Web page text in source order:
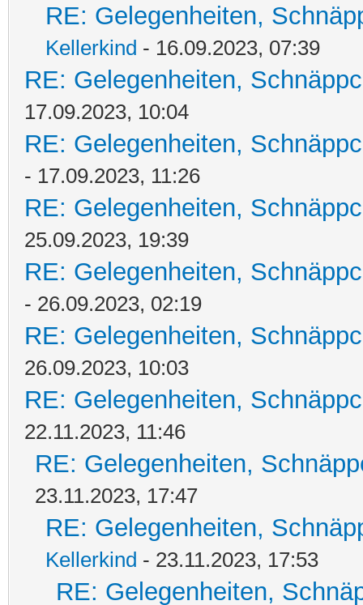
RE: Gelegenheiten,
Kellerkind - 16.09.2023, 07:39
RE: Gelegenheiten,
17.09.2023, 10:04
RE: Gelegenheiten,
- 17.09.2023, 11:26
RE: Gelegenheiten,
25.09.2023, 19:39
RE: Gelegenheiten,
- 26.09.2023, 02:19
RE: Gelegenheiten,
26.09.2023, 10:03
RE: Gelegenheiten,
22.11.2023, 11:46
RE: Gelegenheiten,
23.11.2023, 17:47
RE: Gelegenheiten,
Kellerkind - 23.11.2023, 17:53
RE: Gelegenheiten,